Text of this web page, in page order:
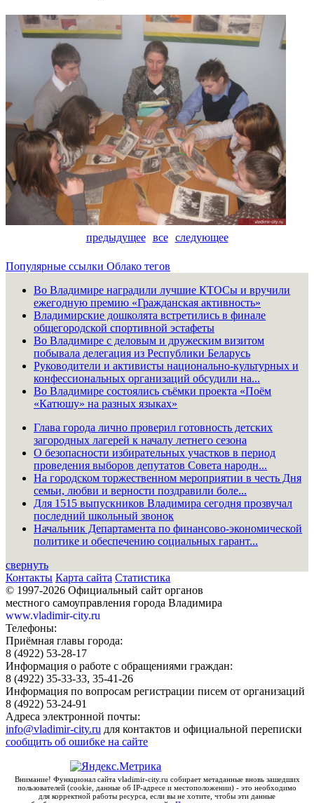
предыдущее все следующее
Популярные ссылки Облако тегов
Во Владимире наградили лучшие КТОСы и вручили
ежегодную премию «Гражданская активность»
Владимирские дошколята встретились в финале
общегородской спортивной эстафеты
Во Владимире с деловым и дружеским визитом
побывала делегация из Республики Беларусь
Руководители и активисты национально-культурных и
конфессиональных организаций обсудили на...
Во Владимире состоялись съёмки проекта «Поём
«Катюшу» на разных языках»
Глава города лично проверил готовность детских
загородных лагерей к началу летнего сезона
О безопасности избирательных участков в период
проведения выборов депутатов Совета народн...
На городском торжественном мероприятии в честь Дня
семьи, любви и верности поздравили боле...
Для 1515 выпускников Владимира сегодня прозвучал
последний школьный звонок
Начальник Департамента по финансово-экономической
политике и обеспечению социальных гарант...
свернуть
Контакты Карта сайта Статистика
© 1997-2026 Официальный сайт органов
местного самоуправления города Владимира
www.vladimir-city.ru
Телефоны:
Приёмная главы города:
8 (4922) 53-28-17
Информация о работе с обращениями граждан:
8 (4922) 35-33-33, 35-41-26
Информация по вопросам регистрации писем от организаций
8 (4922) 53-24-91
Адреса электронной почты:
info@vladimir-city.ru для контактов и официальной переписки
сообщить об ошибке на сайте
Внимание! Функционал сайта vladimir-city.ru собирает метаданные вновь зашедших
пользователей (cookie, данные об IP-адресе и местоположении) - это необходимо
для корректной работы ресурса, если вы не хотите, чтобы эти данные